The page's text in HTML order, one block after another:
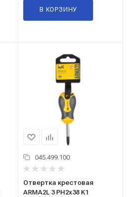
В КОРЗИНУ
045.499.100
Отвертка крестовая
ARMA2L 3 PH2х38 K1